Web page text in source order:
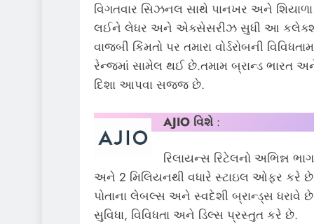
વિગતવાર સિઝનલ સાથે પાનખર અને
લઈને લેધર અને એક્સેસરીઝ સુધી આ
વાજબી કિંમતો પર તમારા વોર્ડરોબની
રેન્જમાં સામેલ થઈ છે.તમામ બ્રાન્ડ ભારત
દિશા આપવા સજ્જ છે.
AJIO વિશે :
રિલાયન્સ રિટેલનો અભિન્ન
અને 2 મિલિયનથી વધારે સ્ટાઇલ ઓફર કરે છે,
પોતાના લેબલ્સ અને સ્વદેશી બ્રાન્ડ્સ ધરાવે
સુવિધા, વિવિધતા અને ડિલ્સ પ્રસ્તુત કરે છે.